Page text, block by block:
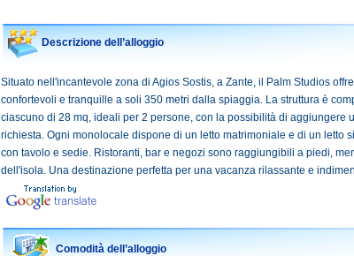
Descrizione dell’alloggio
Situato nell'incantevole zona di Agios Sostis, a Zante, il Palm Studios
confortevoli e tranquille a soli 350 metri dalla spiaggia. La struttura è
ciascuno di 28 mq, ideali per 2 persone, con la possibilità di aggiungere
richiesta. Ogni monolocale dispone di un letto matrimoniale e di un
con tavolo e sedie. Ristoranti, bar e negozi sono raggiungibili a piedi,
dell'isola. Una destinazione perfetta per una vacanza rilassante e
Comodità dell’alloggio